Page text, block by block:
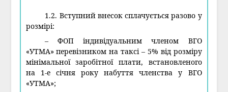
1.2. Вступний внесок сплачується разово у
розмірі:
– ФОП індивідуальним членом ВГО
«УТМА» перевізником на таксі – 5% від розміру
мінімальної заробітної плати, встановленого
на 1-е січня року набуття членства у ВГО
«УТМА»;